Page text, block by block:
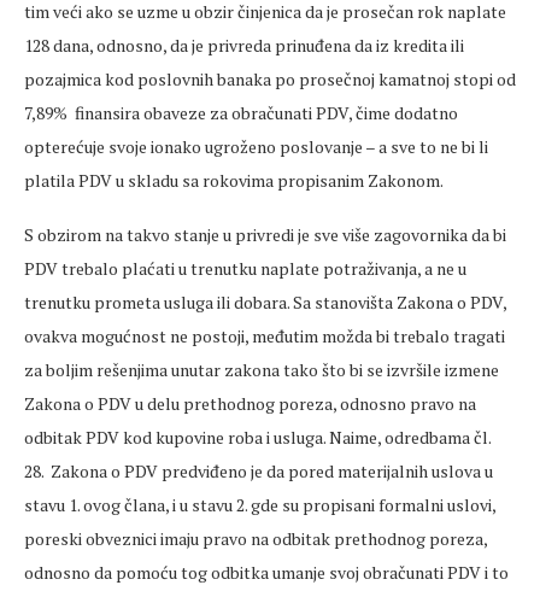
tim veći ako se uzme u obzir činjenica da je prosečan rok naplate
128 dana, odnosno, da je privreda prinuđena da iz kredita ili
pozajmica kod poslovnih banaka po prosečnoj kamatnoj stopi od
7,89% finansira obaveze za obračunati PDV, čime dodatno
opterećuje svoje ionako ugroženo poslovanje – a sve to ne bi li
platila PDV u skladu sa rokovima propisanim Zakonom.
S obzirom na takvo stanje u privredi je sve više zagovornika da bi
PDV trebalo plaćati u trenutku naplate potraživanja, a ne u
trenutku prometa usluga ili dobara. Sa stanovišta Zakona o PDV,
ovakva mogućnost ne postoji, međutim možda bi trebalo tragati
za boljim rešenjima unutar zakona tako što bi se izvršile izmene
Zakona o PDV u delu prethodnog poreza, odnosno pravo na
odbitak PDV kod kupovine roba i usluga. Naime, odredbama čl.
28. Zakona o PDV predviđeno je da pored materijalnih uslova u
stavu 1. ovog člana, i u stavu 2. gde su propisani formalni uslovi,
poreski obveznici imaju pravo na odbitak prethodnog poreza,
odnosno da pomoću tog odbitka umanje svoj obračunati PDV i to